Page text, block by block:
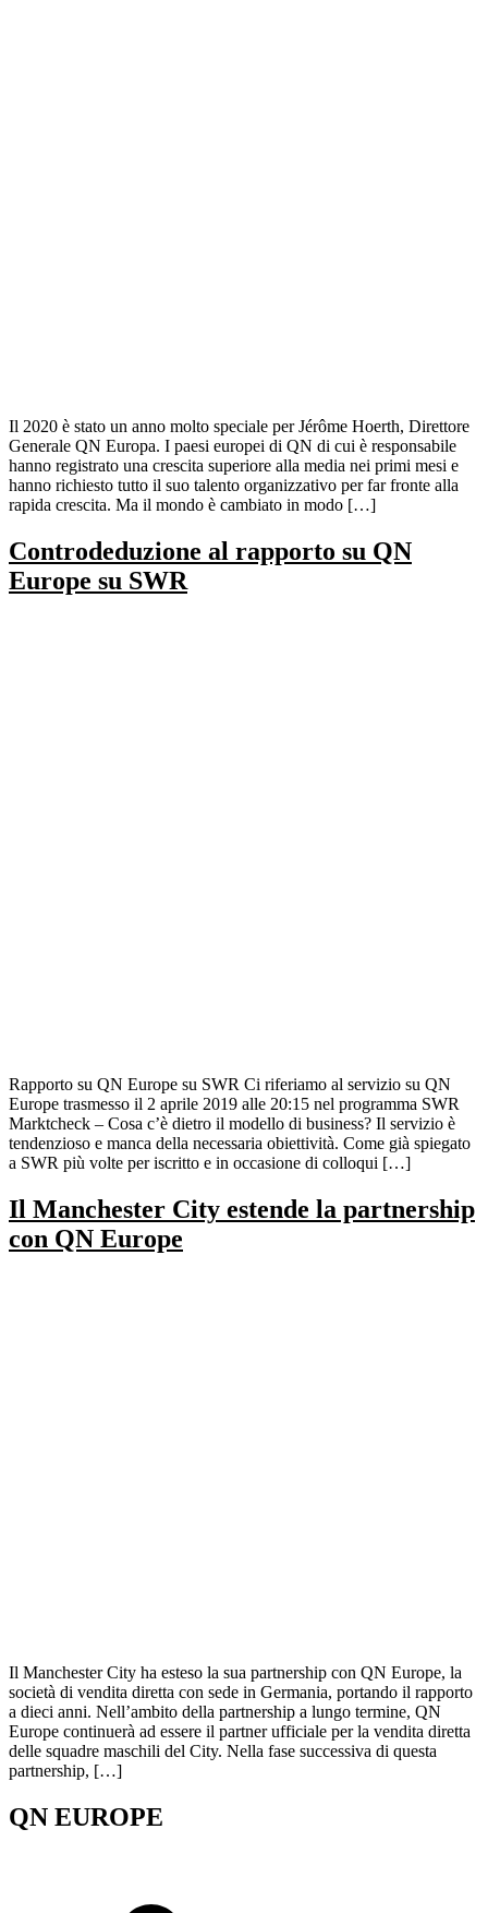
Il 2020 è stato un anno molto speciale per Jérôme Hoerth, Direttore
Generale QN Europa. I paesi europei di QN di cui è responsabile
hanno registrato una crescita superiore alla media nei primi mesi e
hanno richiesto tutto il suo talento organizzativo per far fronte alla
rapida crescita. Ma il mondo è cambiato in modo […]
Controdeduzione al rapporto su QN
Europe su SWR
Rapporto su QN Europe su SWR Ci riferiamo al servizio su QN
Europe trasmesso il 2 aprile 2019 alle 20:15 nel programma SWR
Marktcheck – Cosa c’è dietro il modello di business? Il servizio è
tendenzioso e manca della necessaria obiettività. Come già spiegato
a SWR più volte per iscritto e in occasione di colloqui […]
Il Manchester City estende la partnership
con QN Europe
Il Manchester City ha esteso la sua partnership con QN Europe, la
società di vendita diretta con sede in Germania, portando il rapporto
a dieci anni. Nell’ambito della partnership a lungo termine, QN
Europe continuerà ad essere il partner ufficiale per la vendita diretta
delle squadre maschili del City. Nella fase successiva di questa
partnership, […]
QN EUROPE